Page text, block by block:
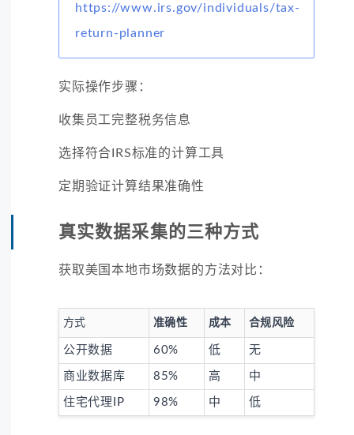
https://www.irs.gov/individuals/tax-
return-planner
实际操作步骤：
收集员工完整税务信息
选择符合IRS标准的计算工具
定期验证计算结果准确性
真实数据采集的三种方式
获取美国本地市场数据的方法对比：
方式 准确性 成本 合规风险
公开数据 60% 低 无
商业数据库 85% 高 中
住宅代理IP 98% 中 低